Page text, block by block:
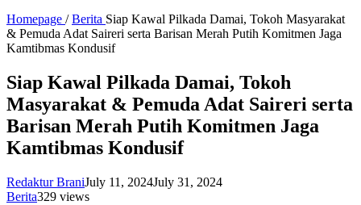
Homepage / Berita Siap Kawal Pilkada Damai, Tokoh Masyarakat
& Pemuda Adat Saireri serta Barisan Merah Putih Komitmen Jaga
Kamtibmas Kondusif
Siap Kawal Pilkada Damai, Tokoh
Masyarakat & Pemuda Adat Saireri serta
Barisan Merah Putih Komitmen Jaga
Kamtibmas Kondusif
Redaktur BraniJuly 11, 2024July 31, 2024
Berita329 views